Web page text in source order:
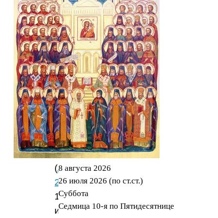
чтения:
Воскресное
с
притчей
о
брачном
пире
(Мф.22:1–
14,зач.
89),
новолетию
(Лк.4:16–
22, зач.
13)
и
8 августа 2026
26 июля 2026 (по ст.ст.)
Суббота
Седмица 10-я по Пятидесятнице